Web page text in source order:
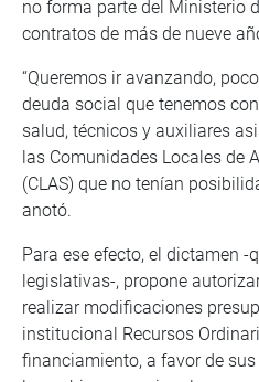
no forma parte del Ministerio
contratos de más de nueve
“Queremos ir avanzando,
deuda social que tenemos
salud, técnicos y auxiliares
las Comunidades Locales de
(CLAS) que no tenían
anotó.
Para ese efecto, el dictamen
legislativas-, propone
realizar modificaciones
institucional Recursos
financiamiento, a favor de